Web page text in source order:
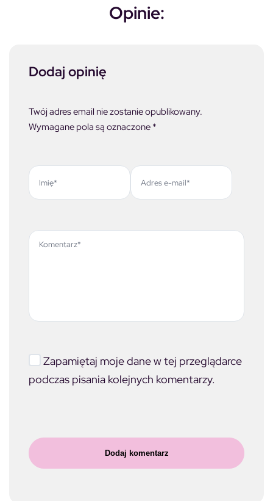
Opinie:
Dodaj opinię
Twój adres email nie zostanie opublikowany.
Wymagane pola są oznaczone *
Zapamiętaj moje dane w tej przeglądarce
podczas pisania kolejnych komentarzy.